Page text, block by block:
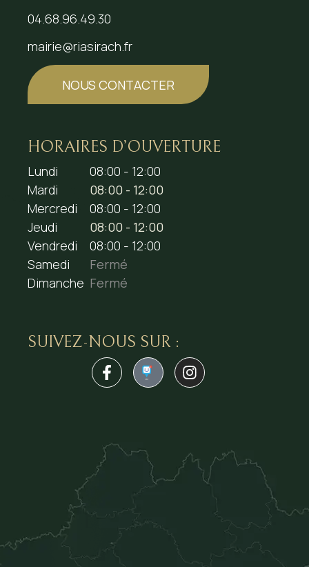
04.68.96.49.30
mairie@riasirach.fr
NOUS CONTACTER
HORAIRES D’OUVERTURE
Lundi
08:00 - 12:00
Mardi
08:00 - 12:00
Mercredi
08:00 - 12:00
Jeudi
08:00 - 12:00
Vendredi
08:00 - 12:00
Samedi
Fermé
Dimanche Fermé
SUIVEZ-NOUS SUR :
1